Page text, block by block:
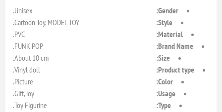
Gender:
Unisex.
Style:
Cartoon Toy, MODEL TOY.
Material:
PVC.
Brand Name:
FUNK POP.
Size:
About 10 cm.
Product type:
Vinyl doll.
Color:
Picture.
Usage:
Gift,Toy.
Type:
Toy Figurine.